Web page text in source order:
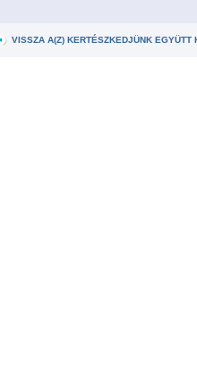
VISSZA A(Z) KERTÉSZKEDJÜNK